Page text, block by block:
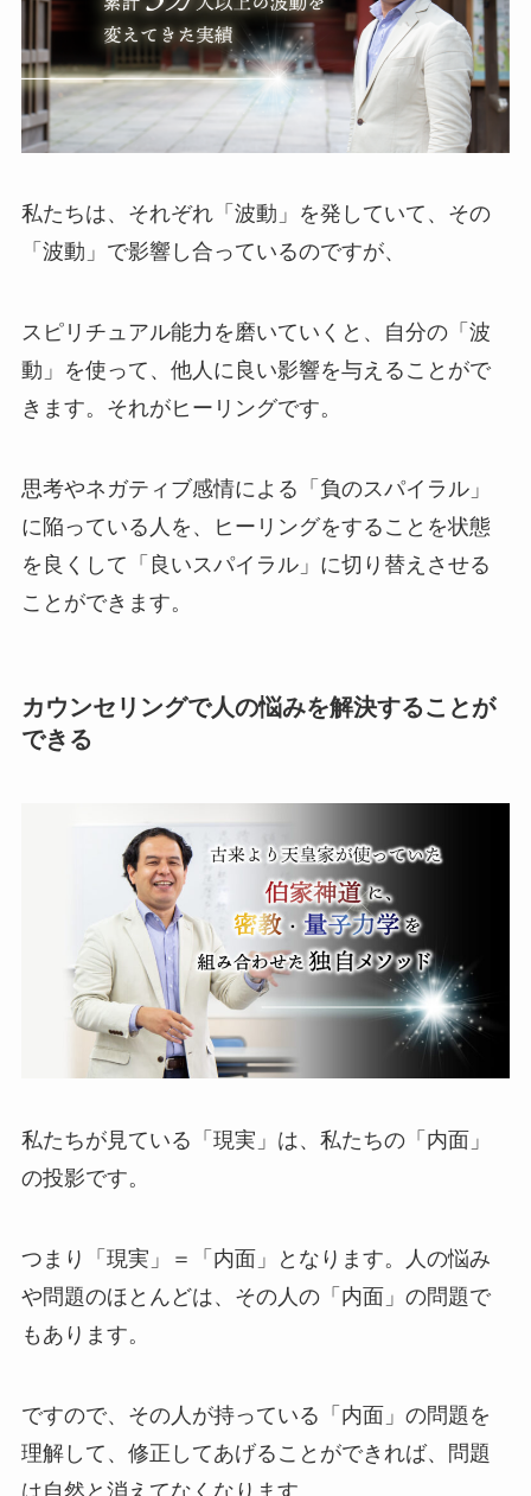
私たちは、それぞれ「波動」を発していて、その
「波動」で影響し合っているのですが、
スピリチュアル能力を磨いていくと、自分の「波
動」を使って、他人に良い影響を与えることがで
きます。それがヒーリングです。
思考やネガティブ感情による「負のスパイラル」
に陥っている人を、ヒーリングをすることを状態
を良くして「良いスパイラル」に切り替えさせる
ことができます。
カウンセリングで人の悩みを解決することが
できる
私たちが見ている「現実」は、私たちの「内面」
の投影です。
つまり「現実」＝「内面」となります。人の悩み
や問題のほとんどは、その人の「内面」の問題で
もあります。
ですので、その人が持っている「内面」の問題を
理解して、修正してあげることができれば、問題
は自然と消えてなくなります。